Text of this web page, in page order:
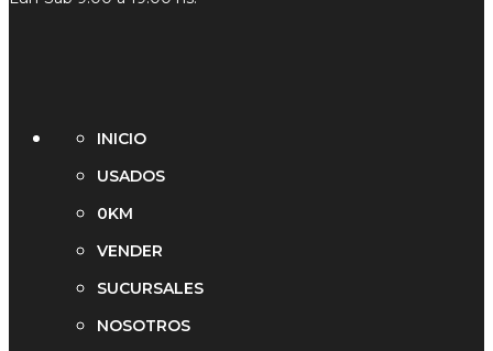
INICIO
USADOS
0KM
VENDER
SUCURSALES
NOSOTROS